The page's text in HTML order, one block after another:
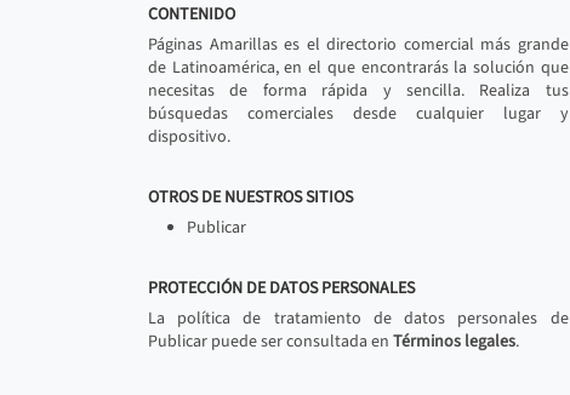
CONTENIDO
Páginas Amarillas es el directorio comercial más grande
de Latinoamérica, en el que encontrarás la solución que
necesitas de forma rápida y sencilla. Realiza tus
búsquedas comerciales desde cualquier lugar y
dispositivo.
OTROS DE NUESTROS SITIOS
Publicar
PROTECCIÓN DE DATOS PERSONALES
La política de tratamiento de datos personales de
Publicar puede ser consultada en Términos legales.